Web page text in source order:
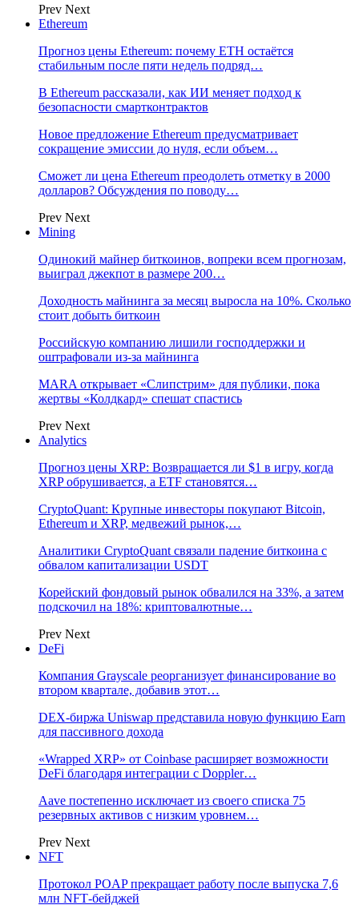
Prev Next
Ethereum
Прогноз цены Ethereum: почему ETH остаётся
стабильным после пяти недель подряд…
В Ethereum рассказали, как ИИ меняет подход к
безопасности смартконтрактов
Новое предложение Ethereum предусматривает
сокращение эмиссии до нуля, если объем…
Сможет ли цена Ethereum преодолеть отметку в 2000
долларов? Обсуждения по поводу…
Prev Next
Mining
Одинокий майнер биткоинов, вопреки всем прогнозам,
выиграл джекпот в размере 200…
Доходность майнинга за месяц выросла на 10%. Сколько
стоит добыть биткоин
Российскую компанию лишили господдержки и
оштрафовали из-за майнинга
MARA открывает «Слипстрим» для публики, пока
жертвы «Колдкард» спешат спастись
Prev Next
Analytics
Прогноз цены XRP: Возвращается ли $1 в игру, когда
XRP обрушивается, а ETF становятся…
CryptoQuant: Крупные инвесторы покупают Bitcoin,
Ethereum и XRP, медвежий рынок,…
Аналитики CryptoQuant связали падение биткоина с
обвалом капитализации USDT
Корейский фондовый рынок обвалился на 33%, а затем
подскочил на 18%: криптовалютные…
Prev Next
DeFi
Компания Grayscale реорганизует финансирование во
втором квартале, добавив этот…
DEX-биржа Uniswap представила новую функцию Earn
для пассивного дохода
«Wrapped XRP» от Coinbase расширяет возможности
DeFi благодаря интеграции с Doppler…
Aave постепенно исключает из своего списка 75
резервных активов с низким уровнем…
Prev Next
NFT
Протокол POAP прекращает работу после выпуска 7,6
млн NFT‑бейджей